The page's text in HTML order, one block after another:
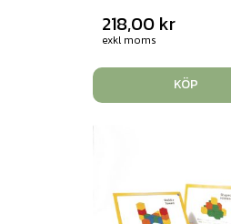
218,00 kr
exkl moms
KÖP